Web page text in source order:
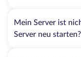
Mein Server ist
Server neu starten?